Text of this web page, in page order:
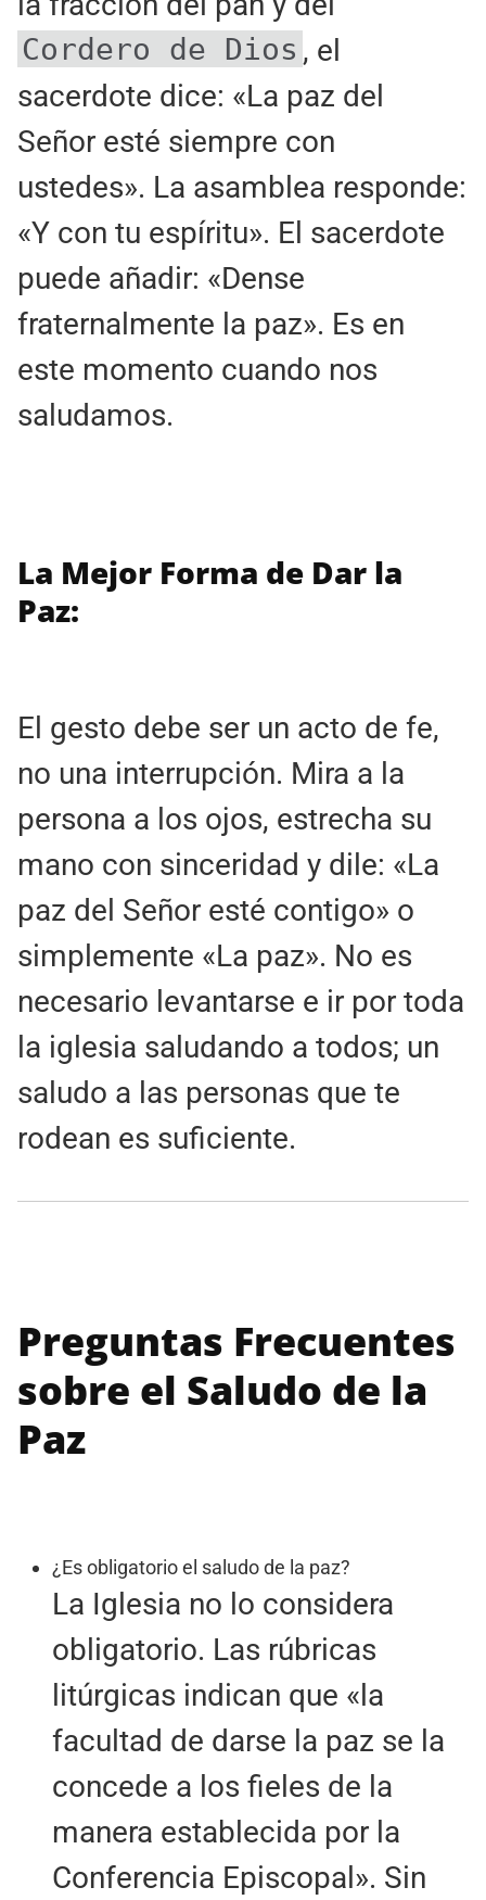
Cordero de Dios , el
sacerdote dice: «La paz del
Señor esté siempre con
ustedes». La asamblea responde:
«Y con tu espíritu». El sacerdote
puede añadir: «Dense
fraternalmente la paz». Es en
este momento cuando nos
saludamos.
La Mejor Forma de Dar la
Paz:
El gesto debe ser un acto de fe,
no una interrupción. Mira a la
persona a los ojos, estrecha su
mano con sinceridad y dile: «La
paz del Señor esté contigo» o
simplemente «La paz». No es
necesario levantarse e ir por toda
la iglesia saludando a todos; un
saludo a las personas que te
rodean es suficiente.
Preguntas Frecuentes
sobre el Saludo de la
Paz
¿Es obligatorio el saludo de la paz?
La Iglesia no lo considera
obligatorio. Las rúbricas
litúrgicas indican que «la
facultad de darse la paz se la
concede a los fieles de la
manera establecida por la
Conferencia Episcopal». Sin